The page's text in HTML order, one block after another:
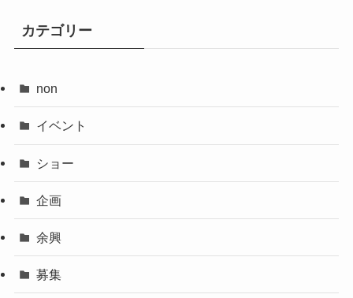
カテゴリー
non
イベント
ショー
企画
余興
募集